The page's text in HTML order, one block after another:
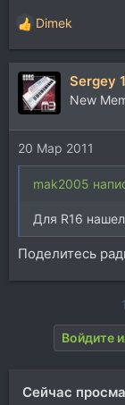
Р
е
а
к
ц
и
и
:
Dimek
Sergey
New
20 Мар 2011
mak2005
Для R16 нашел
Поделитесь
Войдите
Сейчас